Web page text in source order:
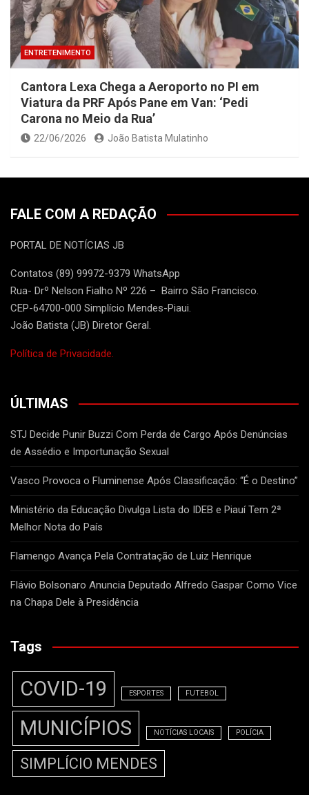
ENTRETENIMENTO
Cantora Lexa Chega a Aeroporto no PI em
Viatura da PRF Após Pane em Van: ‘Pedi
Carona no Meio da Rua’
22/06/2026 João Batista Mulatinho
FALE COM A REDAÇÃO
PORTAL DE NOTÍCIAS JB
Contatos (89) 99972-9379 WhatsApp
Rua- Drº Nelson Fialho Nº 226 – Bairro São Francisco.
CEP-64700-000 Simplício Mendes-Piaui.
João Batista (JB) Diretor Geral.
Política de Privacidade.
ÚLTIMAS
STJ Decide Punir Buzzi Com Perda de Cargo Após Denúncias
de Assédio e Importunação Sexual
Vasco Provoca o Fluminense Após Classificação: “É o Destino”
Ministério da Educação Divulga Lista do IDEB e Piauí Tem 2ª
Melhor Nota do País
Flamengo Avança Pela Contratação de Luiz Henrique
Flávio Bolsonaro Anuncia Deputado Alfredo Gaspar Como Vice
na Chapa Dele à Presidência
Tags
COVID-19 ESPORTES FUTEBOL
MUNICÍPIOS NOTÍCIAS LOCAIS POLÍCIA
SIMPLÍCIO MENDES